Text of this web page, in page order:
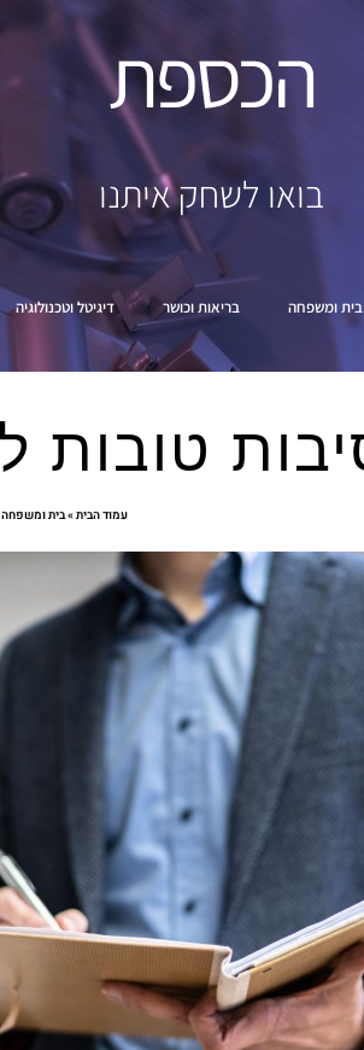
הכספת
בואו לשחק איתנו
בית ומשפחה בריאות וכושר דיגיטל וטכנולוגיה
עמוד הבית»בית ומשפחה